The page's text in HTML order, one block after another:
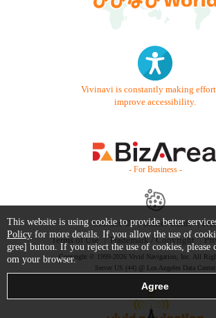
Vivinavi is constantly making
improve accessibility.
- For Business -
Contact Us Starter Guide
Terms of Use
Trademark / Copyright
Copyright © 1999-2026 Vivid Navigation, Inc. All
Server US (44) @ Los Angeles Data Center
This website is using cookie to provide better
Policy for more details. If you allow the use of
gree] button. If you reject the use of cookies, please
om your browser.